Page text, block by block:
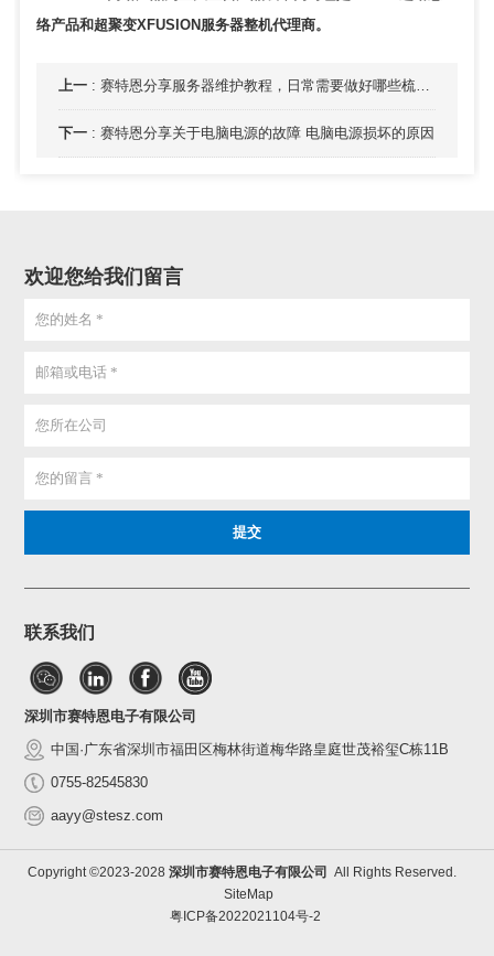
络产品和超聚变XFUSION服务器整机代理商。
上一: 赛特恩分享服务器维护教程，日常需要做好哪些梳理工作
下一: 赛特恩分享关于电脑电源的故障 电脑电源损坏的原因
欢迎您给我们留言
联系我们
深圳市赛特恩电子有限公司
中国·广东省深圳市福田区梅林街道梅华路皇庭世茂裕玺C栋11B
0755-82545830
aayy@stesz.com
Copyright ©2023-2028 深圳市赛特恩电子有限公司 All Rights Reserved.
SiteMap
粤ICP备2022021104号-2